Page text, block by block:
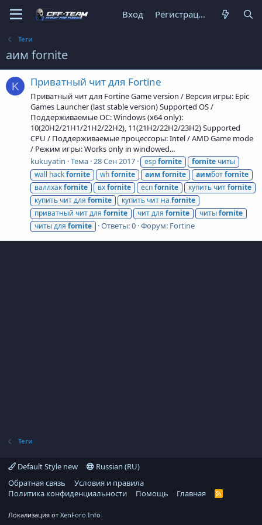
Вход Регистрация
Теги
аим fornite
K Приватный чит для Fortine
Приватный чит для Fortine Game version / Версия игры: Epic
Games Launcher (last stable version) Supported OS /
Поддерживаемые ОС: Windows (x64 only):
10(20H2/21H1/21H2/22H2), 11(21H2/22H2/23H2) Supported
CPU / Поддерживаемые процессоры: Intel / AMD Game mode
/ Режим игры: Works only in windowed...
kukuyatin Тема 28 Сен 2017 espfornite fornite читы
wall hackfornite whfornite аимfornite аимботfornite
валлхакfornite вхfornite еспfornite купить читfornite
купить чит для fornite купить чит на fornite
приватный чит для fornite чит для fornite читыfornite
читы для fornite Ответы: 0 Форум: Fortine
Теги
Default Style new
Russian (RU)
Обратная связь
Условия и правила
Политика конфиденциальности
Помощь Главная
R
Локализация от XenForo.Info